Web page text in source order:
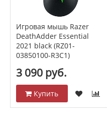
Игровая мышь Razer
DeathAdder Essential
2021 black (RZ01-
03850100-R3C1)
3 090 руб.
Купить